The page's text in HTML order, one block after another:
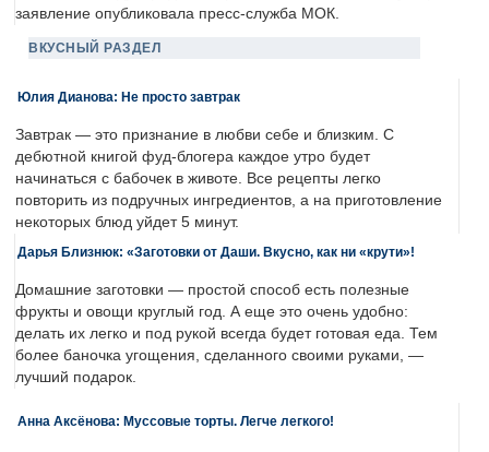
заявление опубликовала пресс-служба МОК.
ВКУСНЫЙ РАЗДЕЛ
Юлия Дианова: Не просто завтрак
Завтрак — это признание в любви себе и близким. С
дебютной книгой фуд-блогера каждое утро будет
начинаться с бабочек в животе. Все рецепты легко
повторить из подручных ингредиентов, а на приготовление
некоторых блюд уйдет 5 минут.
Дарья Близнюк: «Заготовки от Даши. Вкусно, как ни «крути»!
Домашние заготовки — простой способ есть полезные
фрукты и овощи круглый год. А еще это очень удобно:
делать их легко и под рукой всегда будет готовая еда. Тем
более баночка угощения, сделанного своими руками, —
лучший подарок.
Анна Аксёнова: Муссовые торты. Легче легкого!